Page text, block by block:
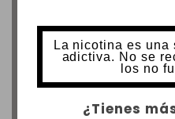
La nicotina es una
adictiva. No se
los no
¿Tienes